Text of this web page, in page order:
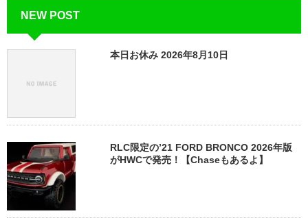
NEW POST
本日お休み 2026年8月10日
RLC限定の’21 FORD BRONCO 2026年版
がHWCで発売！【Chaseもあるよ】